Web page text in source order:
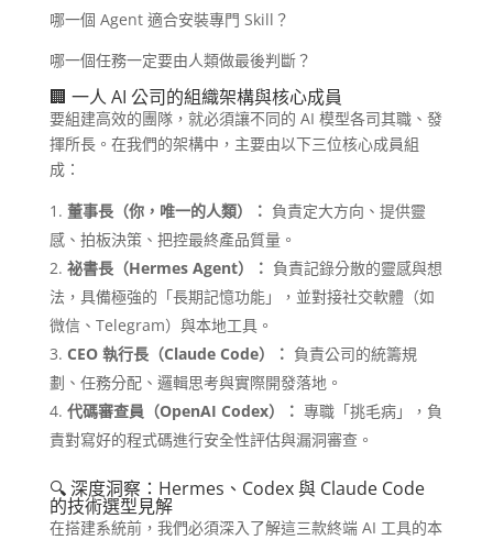
哪一個 Agent 適合安裝專門 Skill？
哪一個任務一定要由人類做最後判斷？
🏢 一人 AI 公司的組織架構與核心成員
要組建高效的團隊，就必須讓不同的 AI 模型各司其職、發
揮所長。在我們的架構中，主要由以下三位核心成員組
成：
董事長（你，唯一的人類）： 負責定大方向、提供靈
感、拍板決策、把控最終產品質量。
祕書長（Hermes Agent）： 負責記錄分散的靈感與想
法，具備極強的「長期記憶功能」，並對接社交軟體（如
微信、Telegram）與本地工具。
CEO 執行長（Claude Code）： 負責公司的統籌規
劃、任務分配、邏輯思考與實際開發落地。
代碼審查員（OpenAI Codex）： 專職「挑毛病」，負
責對寫好的程式碼進行安全性評估與漏洞審查。
🔍 深度洞察：Hermes、Codex 與 Claude Code
的技術選型見解
在搭建系統前，我們必須深入了解這三款終端 AI 工具的本